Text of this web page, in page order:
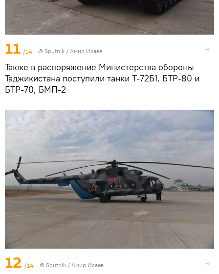
11 /14 © Sputnik / Амир Исаев
Также в распоряжение Министерства обороны
Таджикистана поступили танки Т-72Б1, БТР-80 и
БТР-70, БМП-2
12 /14 © Sputnik / Амир Исаев